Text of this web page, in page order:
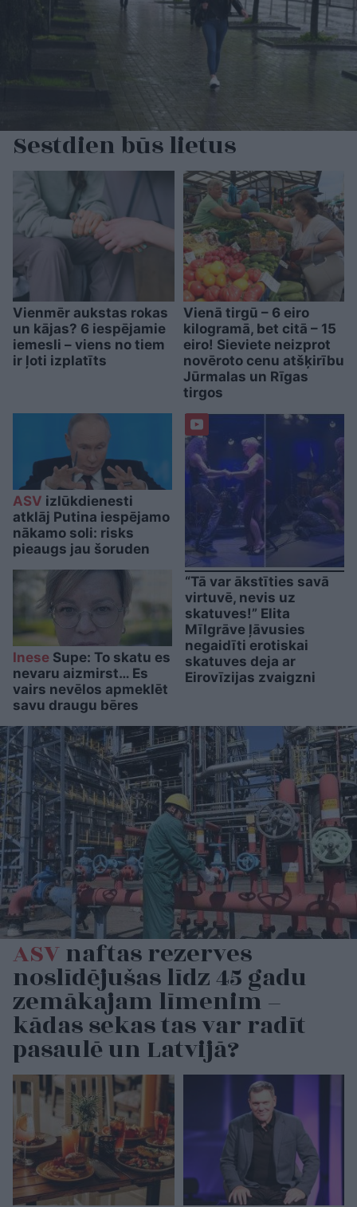
Sestdien būs lietus
Vienmēr aukstas rokas
un kājas? 6 iespējamie
iemesli – viens no tiem
ir ļoti izplatīts
Vienā tirgū – 6 eiro
kilogramā, bet citā – 15
eiro! Sieviete neizprot
novēroto cenu atšķirību
Jūrmalas un Rīgas
tirgos
ASV izlūkdienesti
atklāj Putina iespējamo
nākamo soli: risks
pieaugs jau šoruden
Inese Supe: To skatu es
nevaru aizmirst… Es
vairs nevēlos apmeklēt
savu draugu bēres
“Tā var ākstīties savā
virtuvē, nevis uz
skatuves!” Elita
Mīlgrāve ļāvusies
negaidīti erotiskai
skatuves deja ar
Eirovīzijas zvaigzni
ASVnaftas rezerves
noslīdējušas līdz 45 gadu
zemākajam līmenim –
kādas sekas tas var radīt
pasaulē un Latvijā?